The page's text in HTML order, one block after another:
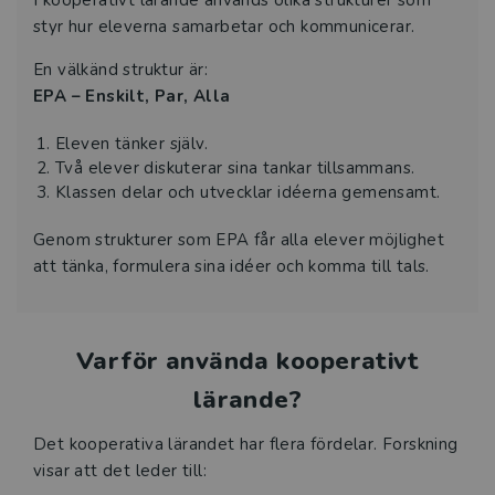
styr hur eleverna samarbetar och kommunicerar.
En välkänd struktur är:
EPA – Enskilt, Par, Alla
Eleven tänker själv.
Två elever diskuterar sina tankar tillsammans.
Klassen delar och utvecklar idéerna gemensamt.
Genom strukturer som EPA får alla elever möjlighet
att tänka, formulera sina idéer och komma till tals.
Varför använda kooperativt
lärande?
Det kooperativa lärandet har flera fördelar. Forskning
visar att det leder till: